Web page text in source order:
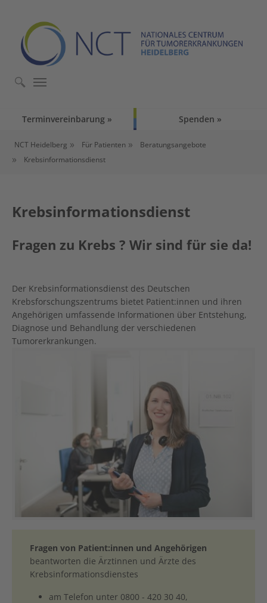
Terminvereinbarung Spenden
NCT Heidelberg Für Patienten
Beratungsangebote
Krebsinformationsdienst
Krebsinformationsdienst
Fragen zu Krebs ? Wir sind für sie da!
Der Krebsinformationsdienst des Deutschen
Krebsforschungszentrums bietet Patient:innen und ihren
Angehörigen umfassende Informationen über Entstehung,
Diagnose und Behandlung der verschiedenen
Tumorerkrankungen.
Fragen von Patient:innen und Angehörigen
beantworten die Ärztinnen und Ärzte des
Krebsinformationsdienstes
am Telefon unter 0800 - 420 30 40,